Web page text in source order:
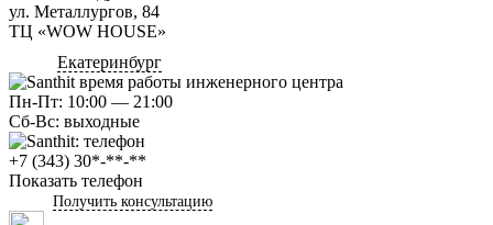
ул. Металлургов, 84
ТЦ «WOW HOUSE»
Екатеринбург
Пн-Пт: 10:00 — 21:00
Сб-Вс: выходные
+7 (343) 30*-**-**
Показать телефон
Получить консультацию